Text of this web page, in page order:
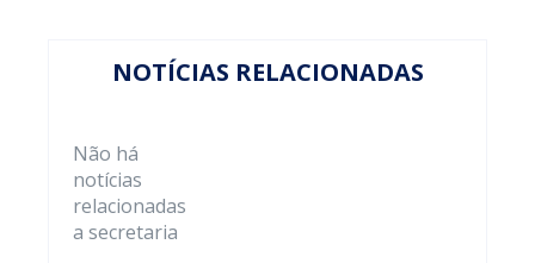
NOTÍCIAS RELACIONADAS
Não há
notícias
relacionadas
a secretaria